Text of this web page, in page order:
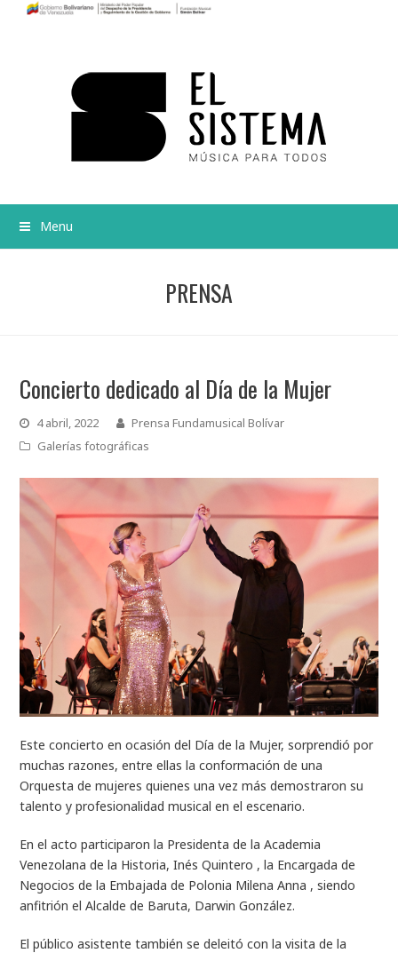
Menu
PRENSA
Concierto dedicado al Día de la Mujer
4 abril, 2022
Prensa Fundamusical Bolívar
Galerías fotográficas
Este concierto en ocasión del Día de la Mujer, sorprendió por
muchas razones, entre ellas la conformación de una
Orquesta de mujeres quienes una vez más demostraron su
talento y profesionalidad musical en el escenario.
En el acto participaron la Presidenta de la Academia
Venezolana de la Historia, Inés Quintero , la Encargada de
Negocios de la Embajada de Polonia Milena Anna , siendo
anfitrión el Alcalde de Baruta, Darwin González.
El público asistente también se deleitó con la visita de la